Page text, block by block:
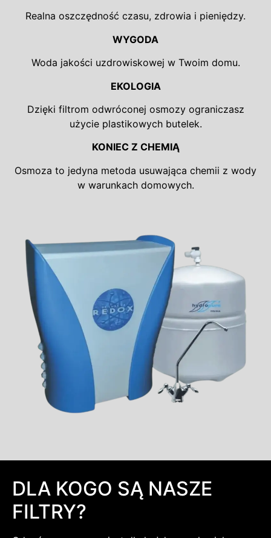
Realna oszczędność czasu, zdrowia i pieniędzy.
WYGODA
Woda jakości uzdrowiskowej w Twoim domu.
EKOLOGIA
Dzięki filtrom odwróconej osmozy ograniczasz
użycie plastikowych butelek.
KONIEC Z CHEMIĄ
Osmoza to jedyna metoda usuwająca chemii z wody
w warunkach domowych.
DLA KOGO SĄ NASZE
FILTRY?